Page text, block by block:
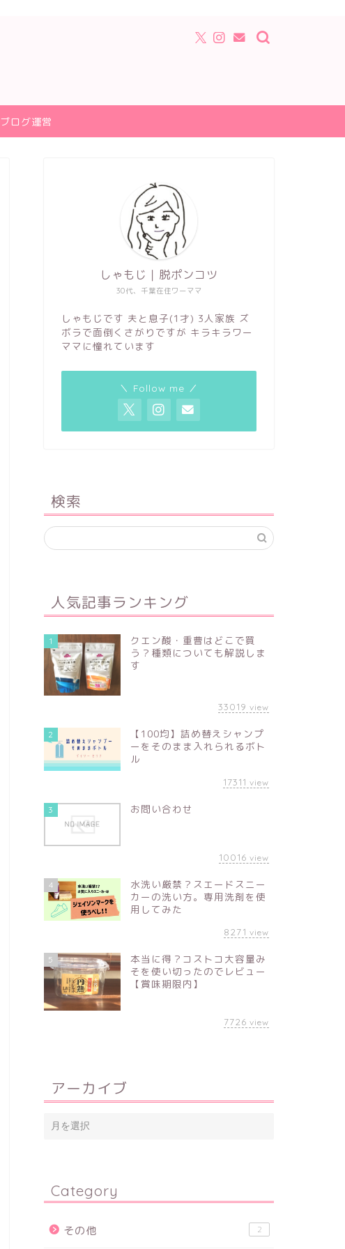
ブログ運営
30代、千葉在住ワーママ
しゃもじ｜脱ポンコツ
しゃもじです 夫と息子(1才) 3人家族 ズ
ボラで面倒くさがりですが キラキラワー
ママに憧れています
＼ Follow me ／
検索
人気記事ランキング
1
クエン酸・重曹はどこで買
う？種類についても解説しま
す
33019 view
2
【100均】詰め替えシャンプ
ーをそのまま入れられるボト
ル
17311 view
3 お問い合わせ
10016 view
4
水洗い厳禁？スエードスニー
カーの洗い方。専用洗剤を使
用してみた
8271 view
5
本当に得？コストコ大容量み
そを使い切ったのでレビュー
【賞味期限内】
7726 view
アーカイブ
Category
その他 2